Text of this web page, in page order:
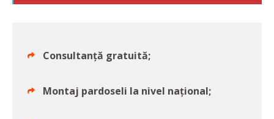
Consultanță gratuită;
Montaj pardoseli la nivel național;